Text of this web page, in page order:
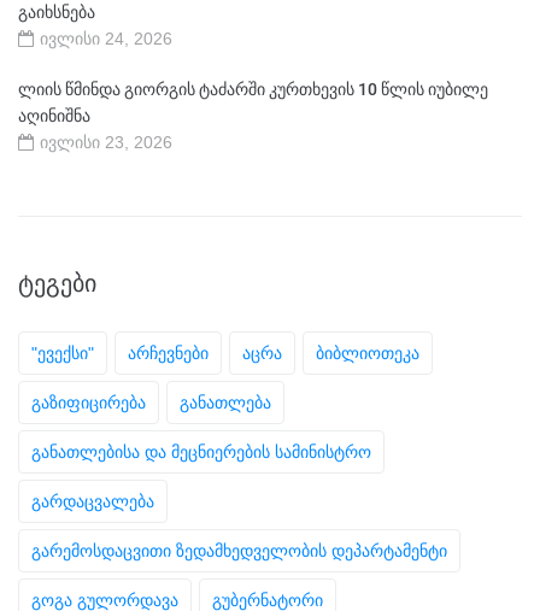
გაიხსნება
ივლისი 24, 2026
ლიის წმინდა გიორგის ტაძარში კურთხევის 10 წლის იუბილე
აღინიშნა
ივლისი 23, 2026
ᲢᲔᲒᲔᲑᲘ
"ევექსი" არჩევნები აცრა ბიბლიოთეკა
გაზიფიცირება განათლება
განათლებისა და მეცნიერების სამინისტრო
გარდაცვალება
გარემოსდაცვითი ზედამხედველობის დეპარტამენტი
გოგა გულორდავა გუბერნატორი